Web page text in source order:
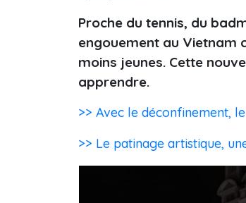
Proche du tennis, du
engouement au Vietnam
moins jeunes. Cette
apprendre.
>> Avec le déconfinement,
>> Le patinage artistique,